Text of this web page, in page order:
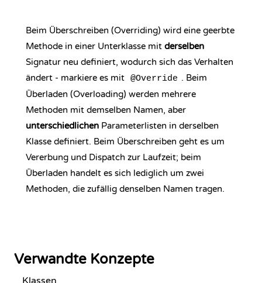
Beim Überschreiben (Overriding) wird eine geerbte
Methode in einer Unterklasse mit derselben
Signatur neu definiert, wodurch sich das Verhalten
ändert - markiere es mit @Override . Beim
Überladen (Overloading) werden mehrere
Methoden mit demselben Namen, aber
unterschiedlichen Parameterlisten in derselben
Klasse definiert. Beim Überschreiben geht es um
Vererbung und Dispatch zur Laufzeit; beim
Überladen handelt es sich lediglich um zwei
Methoden, die zufällig denselben Namen tragen.
Verwandte Konzepte
Klassen